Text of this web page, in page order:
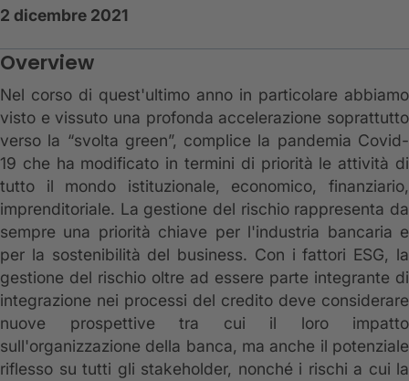
2 dicembre 2021
Overview
Nel corso di quest'ultimo anno in particolare abbiamo
visto e vissuto una profonda accelerazione soprattutto
verso la “svolta green”, complice la pandemia Covid-
19 che ha modificato in termini di priorità le attività di
tutto il mondo istituzionale, economico, finanziario,
imprenditoriale. La gestione del rischio rappresenta da
sempre una priorità chiave per l'industria bancaria e
per la sostenibilità del business. Con i fattori ESG, la
gestione del rischio oltre ad essere parte integrante di
integrazione nei processi del credito deve considerare
nuove prospettive tra cui il loro impatto
sull'organizzazione della banca, ma anche il potenziale
riflesso su tutti gli stakeholder, nonché i rischi a cui la